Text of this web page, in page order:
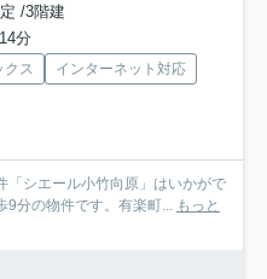
/3階建
分
クス
インターネット対応
「シエール小竹向原」はいかがで
9分の物件です。有楽町... もっと